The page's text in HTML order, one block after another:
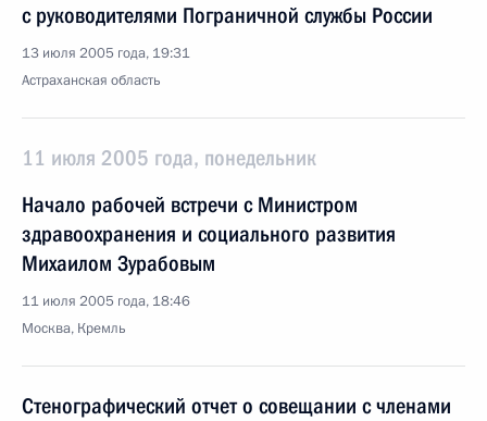
с руководителями Пограничной службы России
13 июля 2005 года, 19:31
Астраханская область
11 июля 2005 года, понедельник
Начало рабочей встречи с Министром
здравоохранения и социального развития
Михаилом Зурабовым
11 июля 2005 года, 18:46
Москва, Кремль
Стенографический отчет о совещании с членами